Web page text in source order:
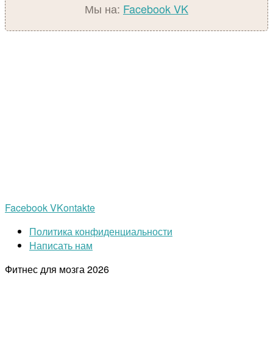
Мы на: FacebookVK
FacebookVKontakte
Политика конфиденциальности
Написать нам
Фитнес для мозга2026